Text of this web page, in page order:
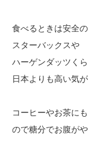
食べるときは安全
スターバックスや
ハーゲンダッツく
日本よりも高い気
コーヒーやお茶に
ので糖分でお腹が